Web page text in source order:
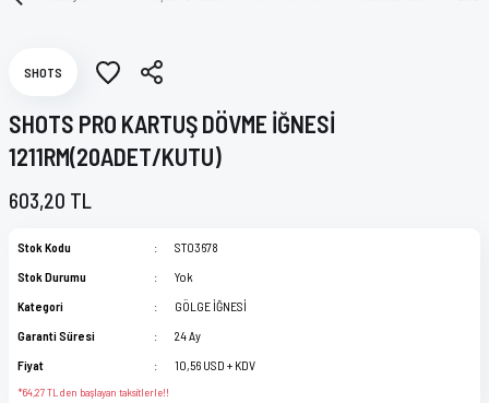
SHOTS
SHOTS PRO KARTUŞ DÖVME İĞNESİ
1211RM(20ADET/KUTU)
603,20 TL
Stok Kodu
ST03678
Stok Durumu
Yok
Kategori
GÖLGE İĞNESİ
Garanti Süresi
24 Ay
Fiyat
10,56 USD + KDV
*64,27 TL den başlayan taksitlerle!!